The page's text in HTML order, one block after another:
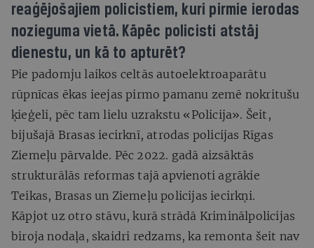
reaģējošajiem policistiem, kuri pirmie ierodas
nozieguma vietā. Kāpēc policisti atstāj
dienestu, un kā to apturēt?
Pie padomju laikos celtās autoelektroaparātu
rūpnīcas ēkas ieejas pirmo pamanu zemē nokritušu
ķieģeli, pēc tam lielu uzrakstu «Policija». Šeit,
bijušajā Brasas iecirknī, atrodas policijas Rīgas
Ziemeļu pārvalde. Pēc 2022. gadā aizsāktās
strukturālās reformas tajā apvienoti agrākie
Teikas, Brasas un Ziemeļu policijas iecirkņi.
Kāpjot uz otro stāvu, kurā strādā Kriminālpolicijas
biroja nodaļa, skaidri redzams, ka remonta šeit nav